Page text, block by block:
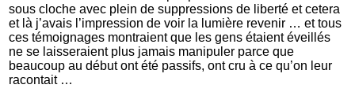
sous cloche avec plein de suppressions de liberté et cetera
et là j’avais l’impression de voir la lumière revenir … et tous
ces témoignages montraient que les gens étaient éveillés
ne se laisseraient plus jamais manipuler parce que
beaucoup au début ont été passifs, ont cru à ce qu’on leur
racontait …